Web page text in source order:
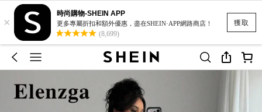
獲取
×
時尚購物-SHEIN APP
更多專屬折扣和額外優惠，盡在SHEIN·APP網路商店！
(8,699)